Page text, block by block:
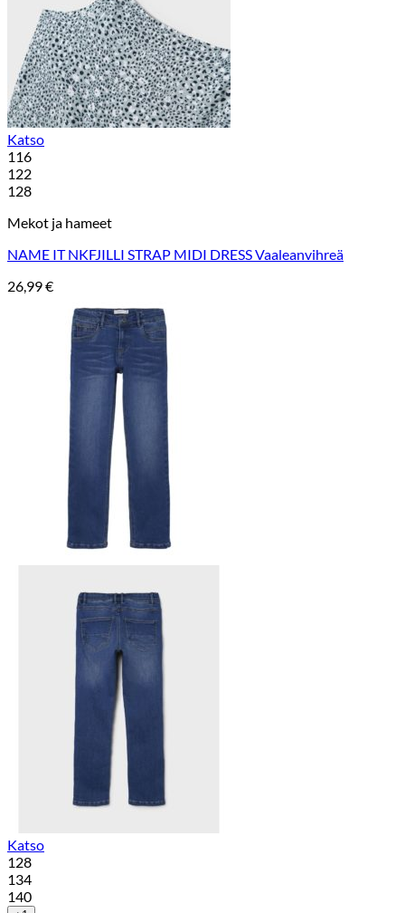
Katso
116
122
128
Mekot ja hameet
NAME IT NKFJILLI STRAP MIDI DRESS Vaaleanvihreä
26,99€
Katso
128
134
140